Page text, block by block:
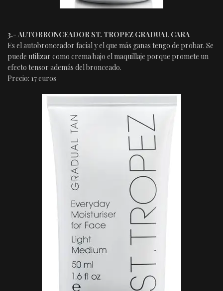
3.- AUTOBRONCEADOR ST. TROPEZ GRADUAL CARA
Es el autobronceador facial y el que más ganas tengo de probar. Se
puede utilizar como crema bajo el maquillaje porque promete un
efecto tensor además del bronceado.
Precio: 17 euros